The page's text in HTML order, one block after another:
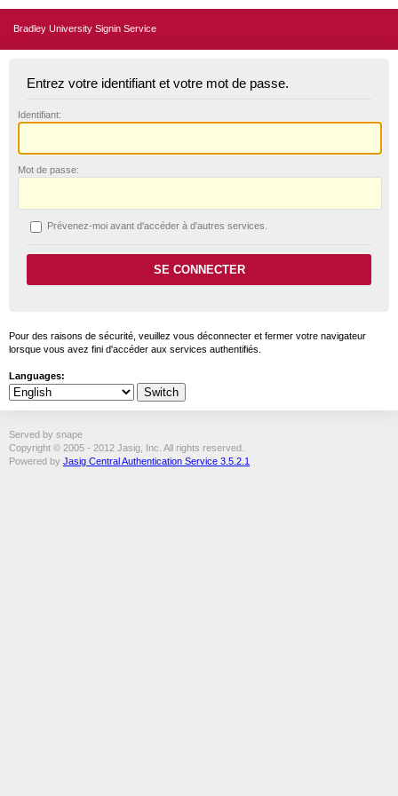
Bradley University Signin Service
Entrez votre identifiant et votre mot de passe.
Identifiant:
Mot de passe:
Prévenez-moi avant d'accéder à d'autres services.
Pour des raisons de sécurité, veuillez vous déconnecter et fermer votre navigateur
lorsque vous avez fini d'accéder aux services authentifiés.
Languages:
Served by snape
Copyright © 2005 - 2012 Jasig, Inc. All rights reserved.
Powered by Jasig Central Authentication Service 3.5.2.1